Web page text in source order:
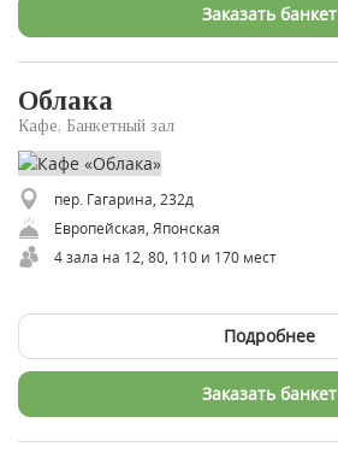
Заказать банкет
Облака
Кафе, Банкетный зал
пер. Гагарина, 232д
Европейская, Японская
4 зала на 12, 80, 110 и 170 мест
Подробнее
Заказать банкет